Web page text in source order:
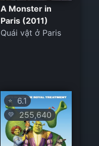
A Monster in
Paris (2011)
Quái vật ở Paris
⭐ 6.1
💛 255,640